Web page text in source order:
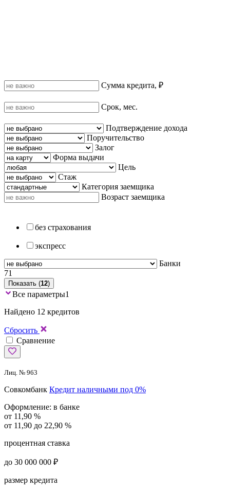
Сумма кредита, ₽
Срок, мес.
Подтверждение дохода
Поручительство
Залог
Форма выдачи
Цель
Стаж
Категория заемщика
Возраст заемщика
без страхования
экспресс
Банки
71
Показать (12)
Все параметры1
Найдено 12 кредитов
Сбросить
Сравнение
Лиц. № 963
Совкомбанк Кредит наличными под 0%
Оформление: в банке
от 11,90 %
от 11,90 до 22,90 %
процентная ставка
до 30 000 000 ₽
размер кредита